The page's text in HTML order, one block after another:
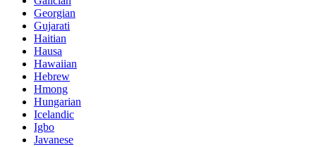
Georgian
Gujarati
Haitian
Hausa
Hawaiian
Hebrew
Hmong
Hungarian
Icelandic
Igbo
Javanese